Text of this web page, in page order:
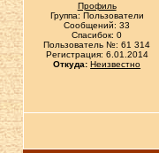
Профиль
Группа: Пользователи
Сообщений: 33
Спасибок: 0
Пользователь №: 61 314
Регистрация: 6.01.2014
Откуда: Неизвестно